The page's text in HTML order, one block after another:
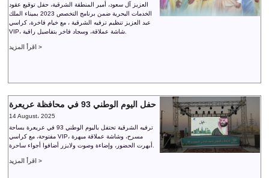
العزيز آل سعود، أمير المنطقة الشرقية، حفل توقيع عقود
الخدمات البحرية ضمن برنامج التخصص 2023 بميناء الملك
عبد العزيز تنظيم ترفيه الشرقية ، مع خيام فاخرة، كراسي
VIP، شاشة عملاقة، وسجاد فاخر بتفاصيل راقية.
اقرأ المزيد >
حفل اليوم الوطني 93 في محافظة عريعرة
14 August، 2025
ترفيه الشرقية تحتفل باليوم الوطني 93 في عريعرة بساحة
مفتوحة، مع كراسي VIP، مسرح، وشاشة عملاقة مبهرة
اقرأ المزيد >